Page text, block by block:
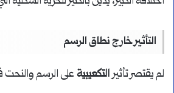
التأثير خارج نطاق الرسم
لم يقتصر تأثيرالتكعيبية على الرسم والنحت